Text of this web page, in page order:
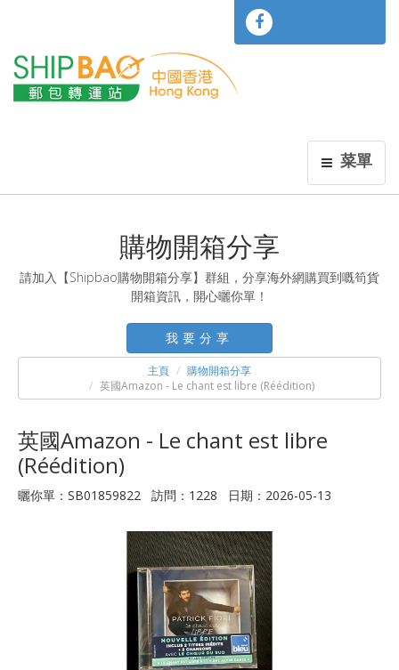
菜單
購物開箱分享
請加入【Shipbao購物開箱分享】群組，分享海外網購買到嘅筍貨
開箱資訊，開心曬你單！
我要分享
主頁
購物開箱分享
英國Amazon - Le chant est libre (Réédition)
英國Amazon - Le chant est libre
(Réédition)
曬你單：SB01859822 訪問：1228 日期：2026-05-13